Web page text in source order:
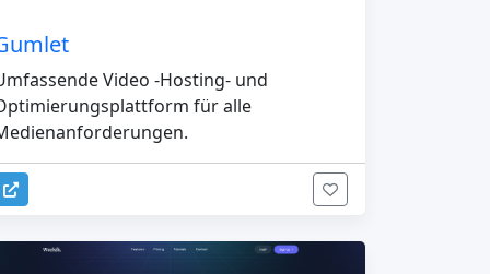
Video -Hosting- und
für alle